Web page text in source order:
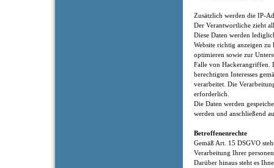
Zusätzlich werden die IP-
Der Verantwortliche zieht
Diese Daten werden
Website richtig anzeigen
optimieren sowie zur
Falle von Hackerangriffen.
berechtigten Interesses
verarbeitet. Die
erforderlich.
Die Daten werden
werden und anschließend
Betroffenenrechte
Gemäß Art. 15 DSGVO
Verarbeitung Ihrer
Darüber hinaus steht es